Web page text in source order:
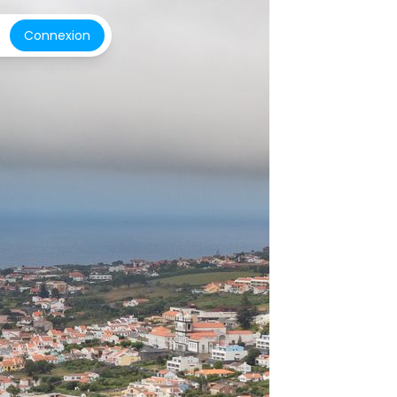
Connexion